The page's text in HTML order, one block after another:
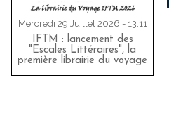
Mercredi 29 Juillet 2026 - 13:11
IFTM : lancement des
"Escales Littéraires", la
première librairie du voyage